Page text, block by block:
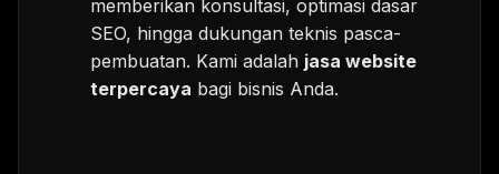
memberikan konsultasi, optimasi dasar
SEO, hingga dukungan teknis pasca-
pembuatan. Kami adalah jasa website
terpercaya bagi bisnis Anda.